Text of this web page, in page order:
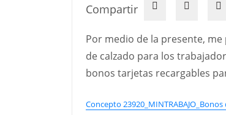
Compartir
Por medio de la presente,
de calzado para los
bonos tarjetas recargables
Concepto